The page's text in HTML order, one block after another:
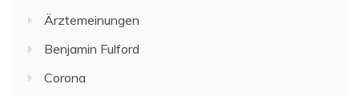
Ärztemeinungen
Benjamin Fulford
Corona